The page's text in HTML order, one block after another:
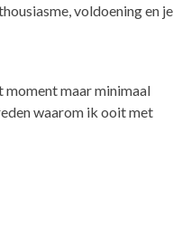
voldoening en je
moment maar minimaal
waarom ik ooit met